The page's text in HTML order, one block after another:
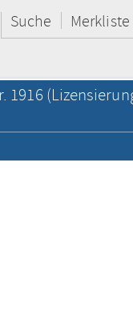
Suche Merkliste
1916